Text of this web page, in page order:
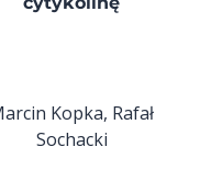
Kopka, Rafał
Sochacki